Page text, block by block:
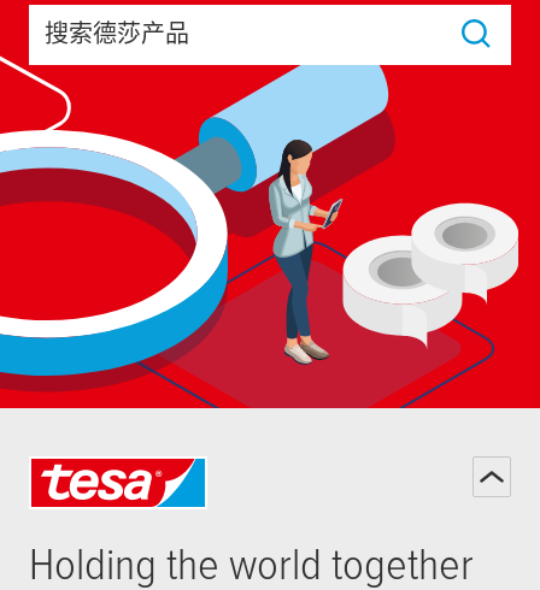
搜索德莎产品
Holding the world together